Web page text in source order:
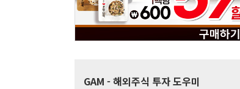
GAM - 해외주식 투자 도우미